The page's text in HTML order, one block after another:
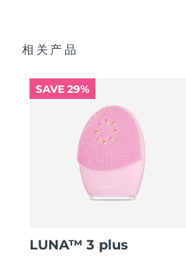
16档强度，符合人体工程学的轻质设
通用操作指南
相关产品
SAVE 29%
LUNA™ 3 plus